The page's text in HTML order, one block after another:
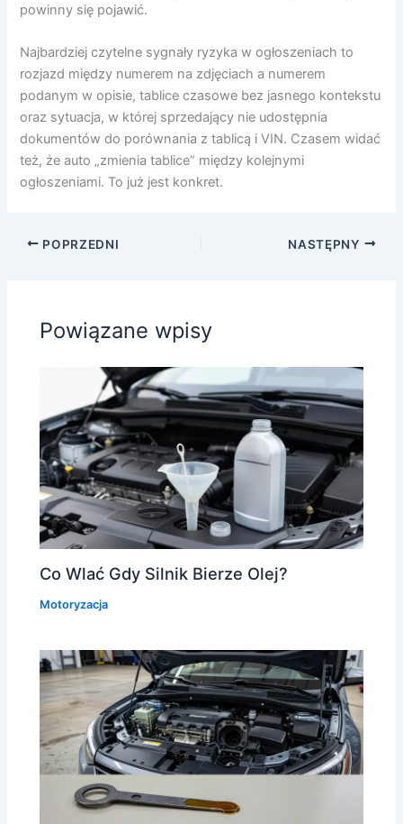
powinny się pojawić.
Najbardziej czytelne sygnały ryzyka w ogłoszeniach to
rozjazd między numerem na zdjęciach a numerem
podanym w opisie, tablice czasowe bez jasnego kontekstu
oraz sytuacja, w której sprzedający nie udostępnia
dokumentów do porównania z tablicą i VIN. Czasem widać
też, że auto „zmienia tablice” między kolejnymi
ogłoszeniami. To już jest konkret.
POPRZEDNI NASTĘPNY
Powiązane wpisy
Co Wlać Gdy Silnik Bierze Olej?
Motoryzacja